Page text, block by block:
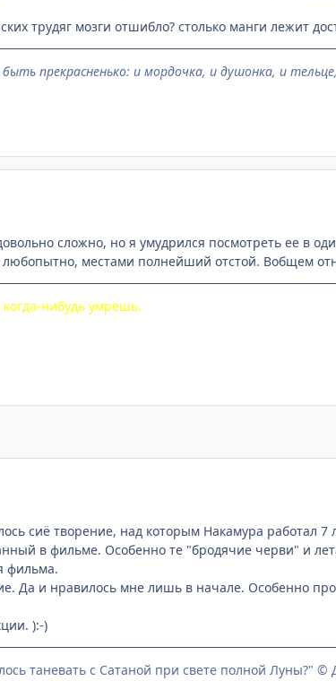
трудяг мозги отшибло? столько манги лежит
прекрасненько: и мордочка, и душонка, и
сложно, но я умудрился посмотреть ее в
местами полнейший отстой. Вобщем
нибудь умрешь.
сиё творение, над которым Накамура работал 7
в фильме. Особенно те "бродячие черви" и
фильма.
Да и нравилось мне лишь в начале. Особенно
):-)
таневать с Сатаной при свете полной Луны?" ©